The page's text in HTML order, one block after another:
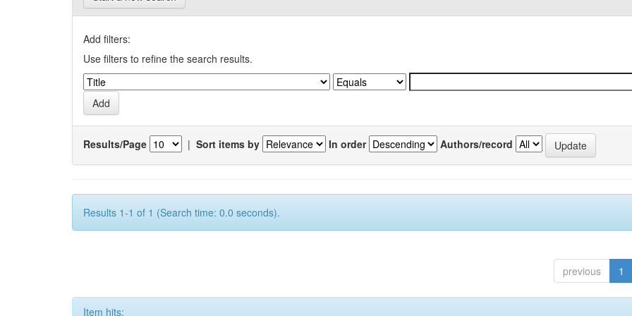
Add filters:
Use filters to refine the search results.
Results/Page | Sort items by In order Authors/record
Results 1-1 of 1 (Search time: 0.0 seconds).
previous 1
Item hits: